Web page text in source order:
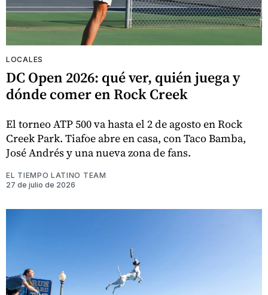
LOCALES
DC Open 2026: qué ver, quién juega y
dónde comer en Rock Creek
El torneo ATP 500 va hasta el 2 de agosto en Rock
Creek Park. Tiafoe abre en casa, con Taco Bamba,
José Andrés y una nueva zona de fans.
EL TIEMPO LATINO TEAM
27 de julio de 2026